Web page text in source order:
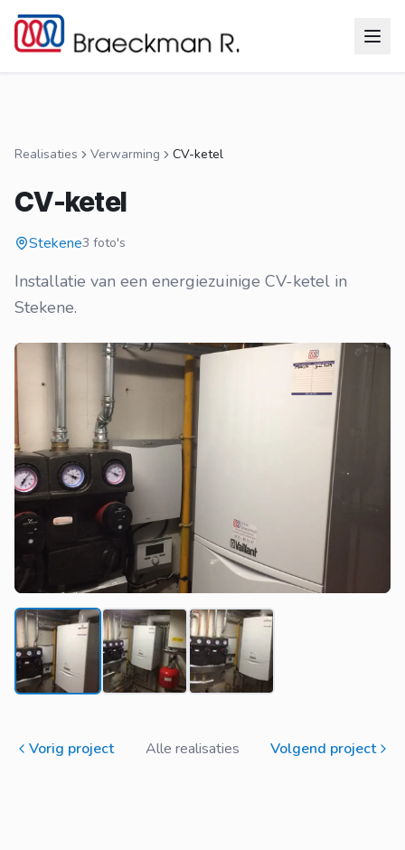
Ga naar inhoud
Realisaties Verwarming CV-ketel
CV-ketel
Stekene3 foto's
Installatie van een energiezuinige CV-ketel in
Stekene.
Vorig project Alle realisaties Volgend project